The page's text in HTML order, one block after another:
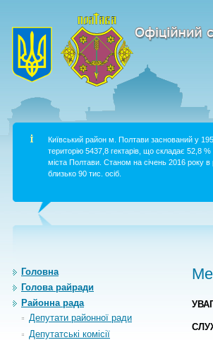
Київський район м. Полтави заснований у
територію 5437,8 гектарів, що складає 52,8 %
міста Полтави. Станом на січень 2016 року в
близько 90 тис. осіб.
Головна
Голова райради
Районна рада
Депутати районної ради
Депутатські комісії